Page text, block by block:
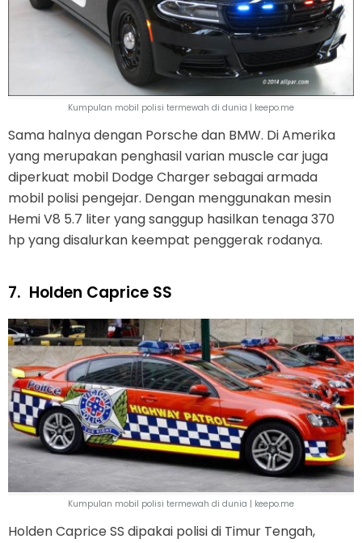
Kumpulan mobil polisi termewah di dunia | keepo.me
Sama halnya dengan Porsche dan BMW. Di Amerika
yang merupakan penghasil varian muscle car juga
diperkuat mobil Dodge Charger sebagai armada
mobil polisi pengejar. Dengan menggunakan mesin
Hemi V8 5.7 liter yang sanggup hasilkan tenaga 370
hp yang disalurkan keempat penggerak rodanya.
7. Holden Caprice SS
Kumpulan mobil polisi termewah di dunia | keepo.me
Holden Caprice SS dipakai polisi di Timur Tengah,